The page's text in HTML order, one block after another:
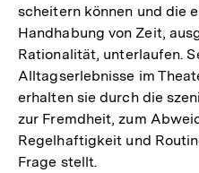
scheitern können und die
Handhabung von Zeit,
Rationalität, unterlaufen.
Alltagserlebnisse im
erhalten sie durch die
zur Fremdheit, zum
Regelhaftigkeit und
Frage stellt.